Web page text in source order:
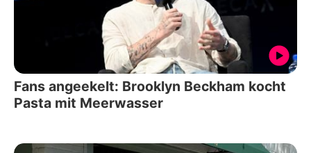
Fans angeekelt: Brooklyn Beckham kocht
Pasta mit Meerwasser